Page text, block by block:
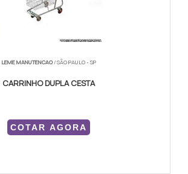
LEME MANUTENCAO/ SÃO PAULO - SP
CARRINHO DUPLA CESTA
COTAR AGORA